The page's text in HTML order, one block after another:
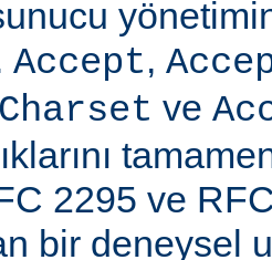
Accept,
ve
2295 ve
bir deneysel